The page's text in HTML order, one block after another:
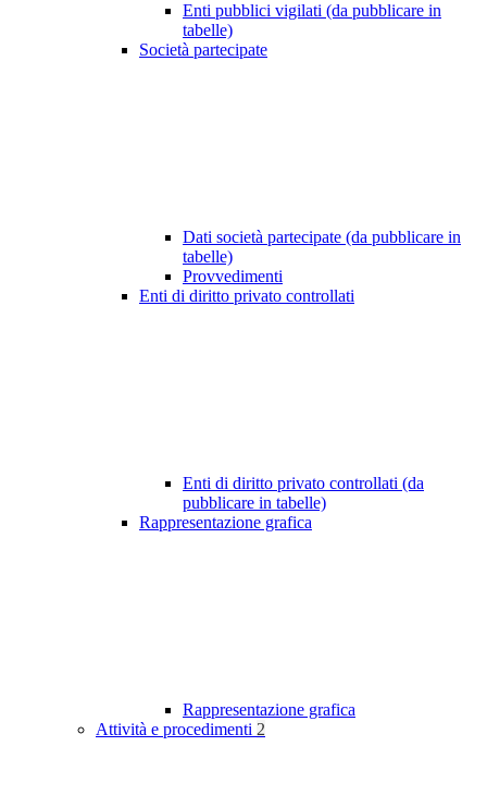
Enti pubblici vigilati (da pubblicare in
tabelle)
Società partecipate
Dati società partecipate (da pubblicare in
tabelle)
Provvedimenti
Enti di diritto privato controllati
Enti di diritto privato controllati (da
pubblicare in tabelle)
Rappresentazione grafica
Rappresentazione grafica
Attività e procedimenti 2